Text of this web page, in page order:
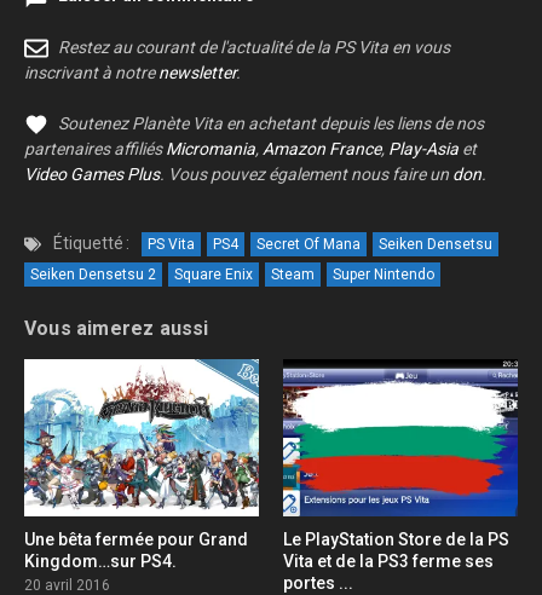
Restez au courant de l'actualité de la PS Vita en vous
inscrivant à notrenewsletter.
Soutenez Planète Vita en achetant depuis les liens de nos
partenaires affiliésMicromania,Amazon France, Play-Asia et
Video Games Plus. Vous pouvez également nous faire un don.
Étiquetté : PS Vita PS4 Secret Of Mana
Seiken Densetsu
Seiken Densetsu 2
Square Enix Steam Super Nintendo
Vous aimerez aussi
Une bêta fermée pour Grand
Kingdom…sur PS4.
20 avril 2016
Le PlayStation Store de la PS
Vita et de la PS3 ferme ses
portes ...